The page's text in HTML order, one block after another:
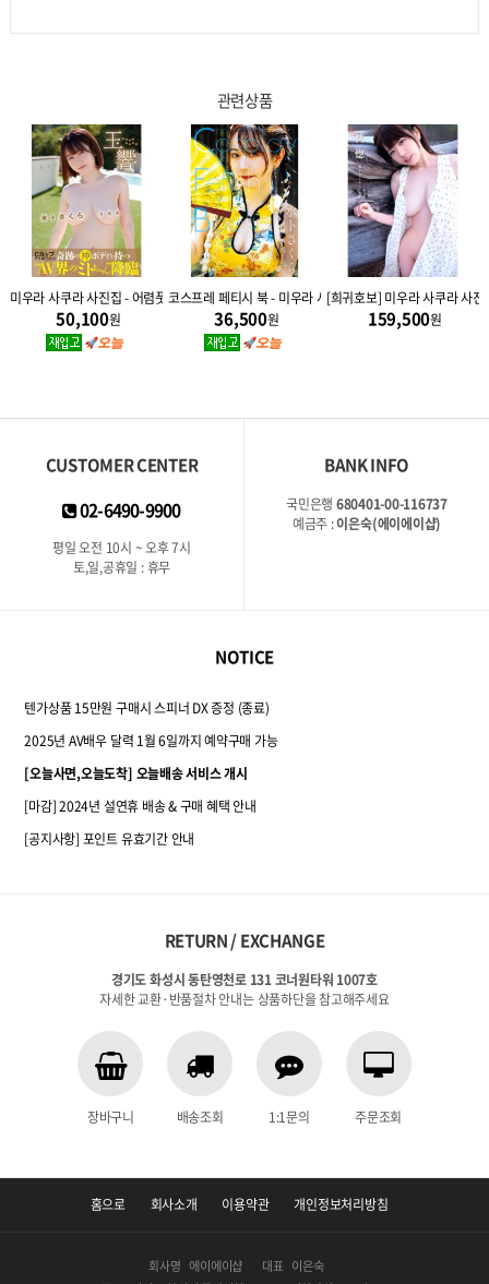
관련상품
라나이』
미우라 사쿠라 사진집 - 어렴풋이 (타마유라)
50,100원
코스프레 페티시 북 - 미우라 사쿠라
36,500원
[희귀호보] 미우라 사쿠라 사진
159,500원
CUSTOMER CENTER
02-6490-9900
평일 오전 10시 ~ 오후 7시
토,일,공휴일 : 휴무
BANK INFO
국민은행 680401-00-116737
예금주 :이은숙(에이에이샵)
NOTICE
텐가상품 15만원 구매시 스피너 DX 증정 (종료)
2025년 AV배우 달력 1월 6일까지 예약구매 가능
[오늘사면,오늘도착] 오늘배송 서비스 개시
[마감] 2024년 설연휴 배송 & 구매 혜택 안내
[공지사항] 포인트 유효기간 안내
RETURN / EXCHANGE
경기도 화성시 동탄영천로 131 코너원타워 1007호
자세한 교환·반품절차 안내는 상품하단을 참고해주세요
장바구니 배송조회 1:1문의 주문조회
홈으로 회사소개 이용약관 개인정보처리방침
회사명 에이에이샵 대표 이은숙